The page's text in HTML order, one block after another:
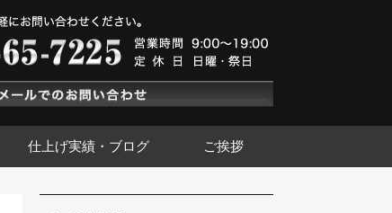
仕上げ実績・ブログ ご挨拶